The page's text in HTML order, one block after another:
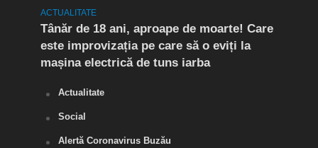
ACTUALITATE
Tânăr de 18 ani, aproape de moarte! Care
este improvizația pe care să o eviți la
mașina electrică de tuns iarba
Actualitate
Social
Alertă Coronavirus Buzău